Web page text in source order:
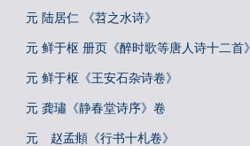
元 陆居仁 《苕之水诗》
元 鲜于枢 册页《醉时歌等唐人诗十二首》
元 鲜于枢《王安石杂诗卷》
元 龚璛《静春堂诗序》卷
元 赵孟頫《行书十札卷》